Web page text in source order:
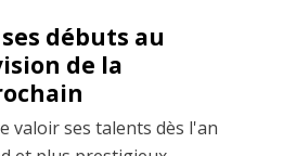
débuts au
de la
valoir ses talents dès l'an